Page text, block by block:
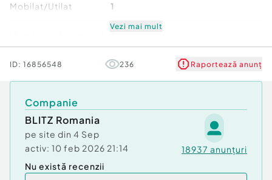
Mobilat/Utilat 1
Stare Bună
Vezi mai mult
ID: 16856548 236 Raportează anunț
Companie
BLITZ Romania
pe site din 4 Sep
activ: 10 feb 2026 21:14 18937 anunțuri
Nu există recenzii